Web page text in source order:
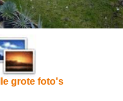
grote foto's